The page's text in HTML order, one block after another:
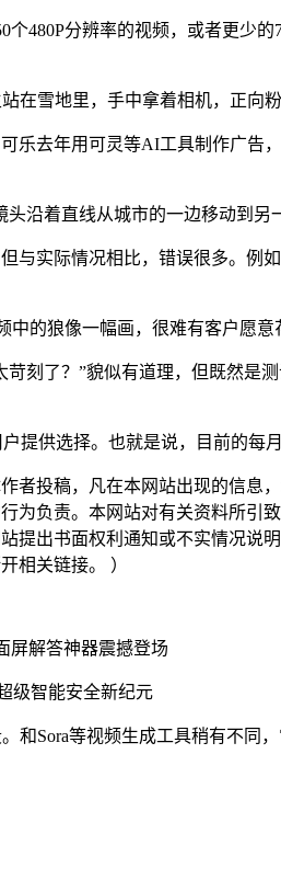
分辨率的视频，或者更少的
雪地里，手中拿着相机，正向
去年用可灵等AI工具制作广告
着直线从城市的一边移动到另
实际情况相比，错误很多。例
的狼像一幅画，很难有客户愿意
了？”貌似有道理，但既然是
供选择。也就是说，目前的每
投稿，凡在本网站出现的信息
为负责。本网站对有关资料所
提出书面权利通知或不实情况
相关链接。 ）
屏解答神器震撼登场
级智能安全新纪元
Sora等视频生成工具稍有不同